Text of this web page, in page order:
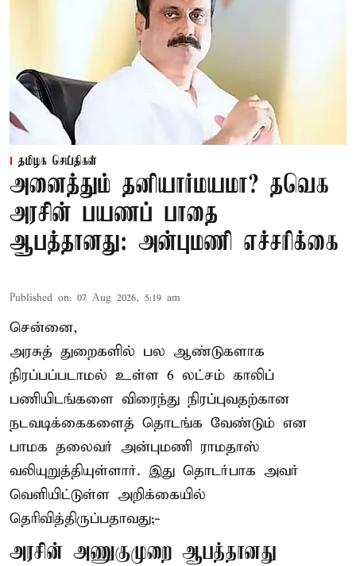
தமிழக செய்திகள்
அனைத்தும் தனியார்மயமா? தவெக
அரசின் பயணப் பாதை
ஆபத்தானது: அன்புமணி எச்சரிக்கை
Published on: 07 Aug 2026, 5:19 am
சென்னை,
அரசுத் துறைகளில் பல ஆண்டுகளாக
நிரப்பப்படாமல் உள்ள 6 லட்சம் காலிப்
பணியிடங்களை விரைந்து நிரப்புவதற்கான
நடவடிக்கைகளைத் தொடங்க வேண்டும் என
பாமக தலைவர் அன்புமணி ராமதாஸ்
வலியுறுத்தியுள்ளார். இது தொடர்பாக அவர்
வெளியிட்டுள்ள அறிக்கையில்
தெரிவித்திருப்பதாவது;-
அரசின் அணுகுமுறை ஆபத்தானது